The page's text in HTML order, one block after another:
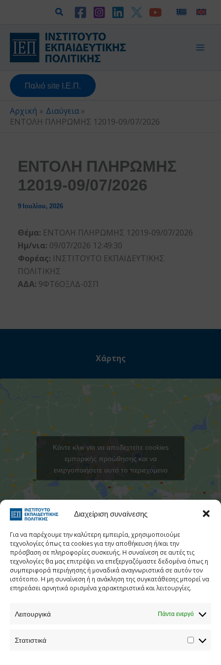
Διαχείριση συναίνεσης
Για να παρέχουμε την καλύτερη εμπειρία, χρησιμοποιούμε
τεχνολογίες όπως τα cookies για την αποθήκευση ή/και την
πρόσβαση σε πληροφορίες συσκευής. Η συναίνεση σε αυτές τις
τεχνολογίες θα μας επιτρέψει να επεξεργαζόμαστε δεδομένα όπως η
συμπεριφορά περιήγησης ή μοναδικά αναγνωριστικά σε αυτόν τον
ιστότοπο. Η μη συναίνεση ή η ανάκληση της συγκατάθεσης μπορεί να
επηρεάσει αρνητικά ορισμένα χαρακτηριστικά και λειτουργίες.
Λειτουργικά Πάντα ενεργό
Στατιστικά
περιεχόμενο
Αναζήτηση
Παλιό site Ι.Ε.Π.
Αρχική
Διαύγεια
ΕΝΤΟΛΗ ΠΛΗΡΩΜΗΣ 12019-09/07/2026
ΕΝΤΟΛΗ ΠΛΗΡΩΜΗΣ
12019-09/07/2026
9 Ιουλίου, 2026
Θέμα: ΕΝΤΟΛΗ ΠΛΗΡΩΜΗΣ 12019-09/07/2026
Ημ/νια: 09/07/2026 12:49:30
Φορέας: ΙΝΣΤΙΤΟΥΤΟ ΕΚΠΑΙΔΕΥΤΙΚΗΣ
ΠΟΛΙΤΙΚΗΣ
ΑΔΑ: 9ΦΤ6ΟΞΛΔ-0ΣΠ
Χάρτης
Κάντε κλικ για να αποδεχτείτε cookies
εμπορικής προώθησης και να
ενεργοποιήσετε αυτό το περιεχόμενο
Τηλεφωνικός Κατάλογος
Τηλ:213 1335 100
Ταχ. Διεύθυνση:
Αν. Τσόχα 36, Αθήνα, Τ.Κ. 11521
Προστασία προσωπικών δεδομένων